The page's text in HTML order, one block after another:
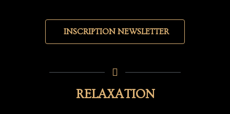
INSCRIPTION NEWSLETTER
RELAXATION